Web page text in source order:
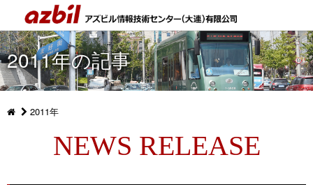
2011年の記事
2011年
NEWS RELEASE